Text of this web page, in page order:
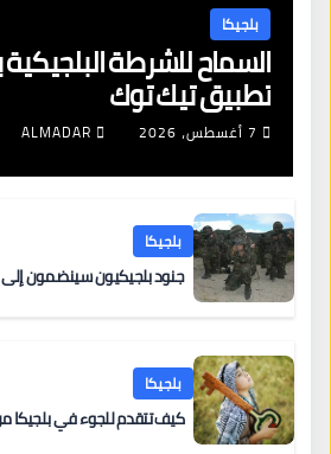
بلجيكا
السماح للشرطة
تطبيق تيك توك
7 أغسطس، 2026 ALMADAR
بلجيكا
جنود بلجيكيون سينضمون إلى
بلجيكا
كيف تتقدم للجوء في بلجيكا